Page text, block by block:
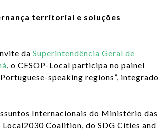
territorial e soluções
da Superintendência Geral de
, o CESOP-Local participa no painel
speaking regions”, integrado
Internacionais do Ministério das
Coalition, do SDG Cities and